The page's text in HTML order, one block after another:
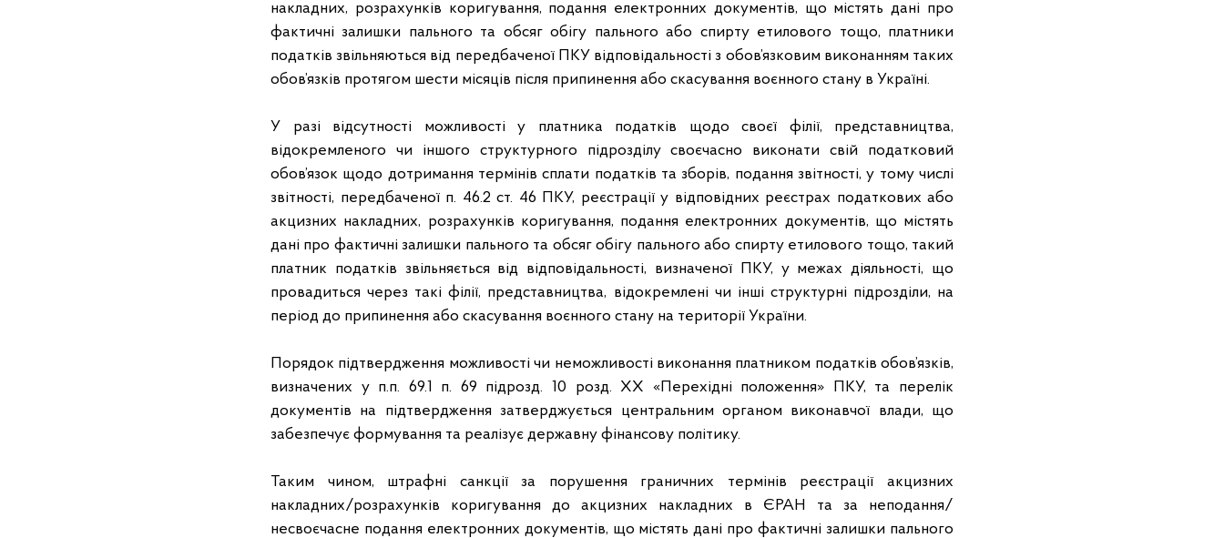
накладних, розрахунків коригування, подання електронних документів, що містять дані про
фактичні залишки пального та обсяг обігу пального або спирту етилового тощо, платники
податків звільняються від передбаченої ПКУ відповідальності з обов’язковим виконанням таких
обов’язків протягом шести місяців після припинення або скасування воєнного стану в Україні.
У разі відсутності можливості у платника податків щодо своєї філії, представництва,
відокремленого чи іншого структурного підрозділу своєчасно виконати свій податковий
обов’язок щодо дотримання термінів сплати податків та зборів, подання звітності, у тому числі
звітності, передбаченої п. 46.2 ст. 46 ПКУ, реєстрації у відповідних реєстрах податкових або
акцизних накладних, розрахунків коригування, подання електронних документів, що містять
дані про фактичні залишки пального та обсяг обігу пального або спирту етилового тощо, такий
платник податків звільняється від відповідальності, визначеної ПКУ, у межах діяльності, що
провадиться через такі філії, представництва, відокремлені чи інші структурні підрозділи, на
період до припинення або скасування воєнного стану на території України.
Порядок підтвердження можливості чи неможливості виконання платником податків обов’язків,
визначених у п.п. 69.1 п. 69 підрозд. 10 розд. ХХ «Перехідні положення» ПКУ, та перелік
документів на підтвердження затверджується центральним органом виконавчої влади, що
забезпечує формування та реалізує державну фінансову політику.
Таким чином, штрафні санкції за порушення граничних термінів реєстрації акцизних
накладних/розрахунків коригування до акцизних накладних в ЄРАН та за неподання/
несвоєчасне подання електронних документів, що містять дані про фактичні залишки пального